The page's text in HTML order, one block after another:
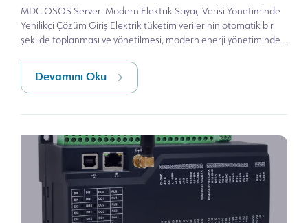
MDC OSOS Server: Modern Elektrik Sayaç Verisi Yönetiminde
Yenilikçi Çözüm Giriş Elektrik tüketim verilerinin otomatik bir
şekilde toplanması ve yönetilmesi, modern enerji yönetiminde
Devamını Oku